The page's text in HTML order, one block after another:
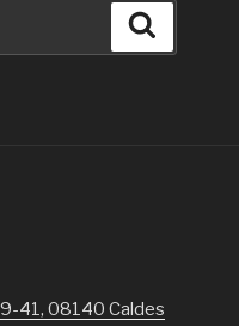
41, 08140 Caldes